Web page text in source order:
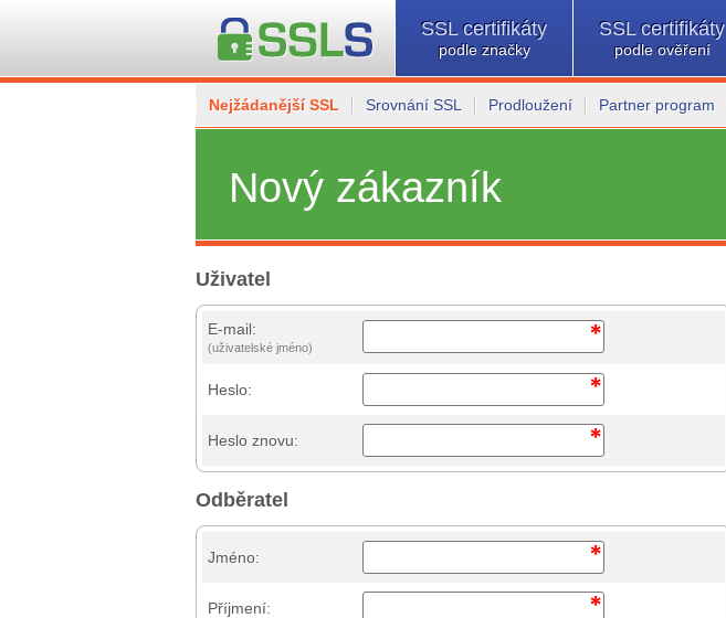
SSL certifikáty
podle značky
SSL certifikáty
podle ověření
Nejžádanější SSL Srovnání SSL Prodloužení Partner program
Nový zákazník
Uživatel
E-mail:
(uživatelské jméno)
Heslo:
Heslo znovu:
Odběratel
Jméno:
Příjmení: